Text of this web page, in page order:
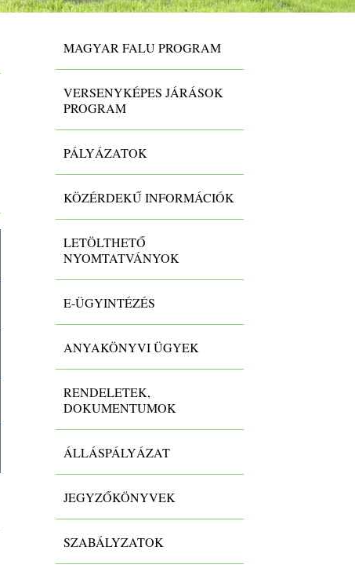
MAGYAR FALU PROGRAM
VERSENYKÉPES JÁRÁSOK
PROGRAM
PÁLYÁZATOK
KÖZÉRDEKŰ INFORMÁCIÓK
LETÖLTHETŐ
NYOMTATVÁNYOK
E-ÜGYINTÉZÉS
ANYAKÖNYVI ÜGYEK
RENDELETEK,
DOKUMENTUMOK
ÁLLÁSPÁLYÁZAT
JEGYZŐKÖNYVEK
SZABÁLYZATOK